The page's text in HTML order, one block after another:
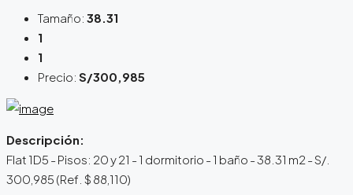
Tamaño: 38.31
1
1
Precio: S/300,985
Descripción:
Flat 1D5 - Pisos: 20 y 21 - 1 dormitorio - 1 baño - 38.31 m2 - S/.
300,985 (Ref. $ 88,110)